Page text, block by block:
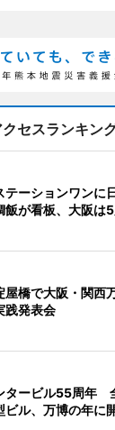
クセスランキン
テーションワンに
が看板、大阪は5
屋橋で大阪・関西
践発表会
タービル55周年
ビル、万博の年に